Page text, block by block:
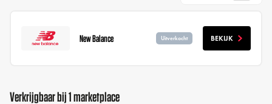
New Balance Uitverkocht BEKIJK
Verkrijgbaar bij 1 marketplace